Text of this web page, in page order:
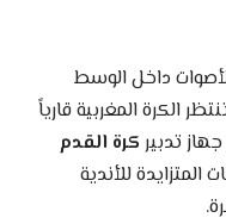
داخل الوسط
الكرة المغربية قارياً
تدبيركرة القدم
للأندية